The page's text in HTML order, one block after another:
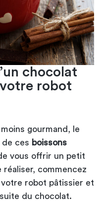
chocolat
robot
gourmand, le
ces boissons
vous offrir un petit
réaliser, commencez
robot pâtissier et
du chocolat.